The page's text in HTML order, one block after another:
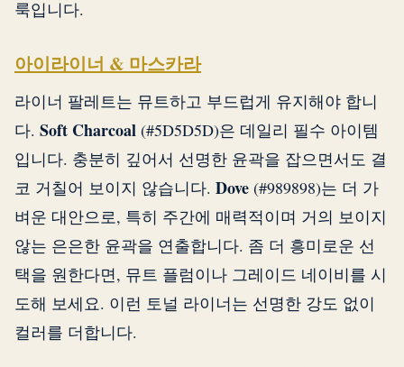
룩입니다.
아이라이너 & 마스카라
라이너 팔레트는 뮤트하고 부드럽게 유지해야 합니
다. Soft Charcoal (#5D5D5D)은 데일리 필수 아이템
입니다. 충분히 깊어서 선명한 윤곽을 잡으면서도 결
코 거칠어 보이지 않습니다. Dove (#989898)는 더 가
벼운 대안으로, 특히 주간에 매력적이며 거의 보이지
않는 은은한 윤곽을 연출합니다. 좀 더 흥미로운 선
택을 원한다면, 뮤트 플럼이나 그레이드 네이비를 시
도해 보세요. 이런 토널 라이너는 선명한 강도 없이
컬러를 더합니다.